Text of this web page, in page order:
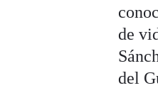
de
del